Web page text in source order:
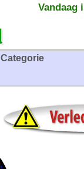
Vandaag
Categorie